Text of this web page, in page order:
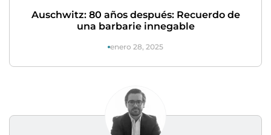
Auschwitz: 80 años después: Recuerdo de
una barbarie innegable
enero 28, 2025